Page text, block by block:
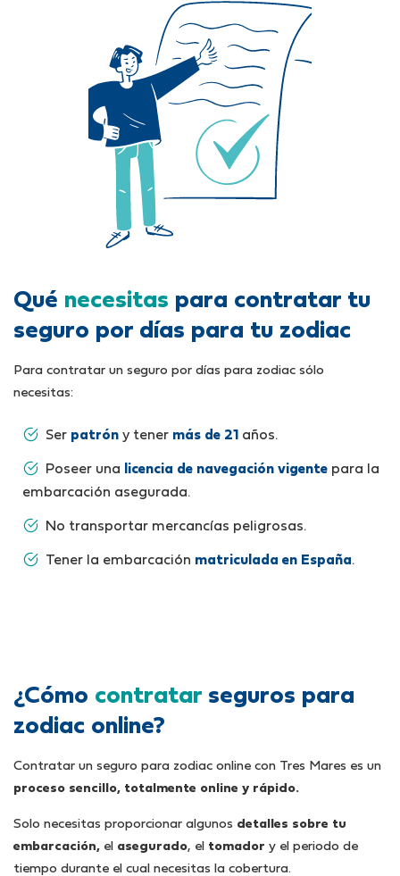
Qué necesitas para contratar tu
seguro por días para tu zodiac
Para contratar un seguro por días para zodiac sólo
necesitas:
Ser patrón y tener más de 21 años.
Poseer una licencia de navegación vigente para la
embarcación asegurada.
No transportar mercancías peligrosas.
Tener la embarcación matriculada en España.
¿Cómo contratar seguros para
zodiac online?
Contratar un seguro para zodiac online con Tres Mares es un
proceso sencillo, totalmente online y rápido.
Solo necesitas proporcionar algunos detalles sobre tu
embarcación, el asegurado, el tomador y el periodo de
tiempo durante el cual necesitas la cobertura.